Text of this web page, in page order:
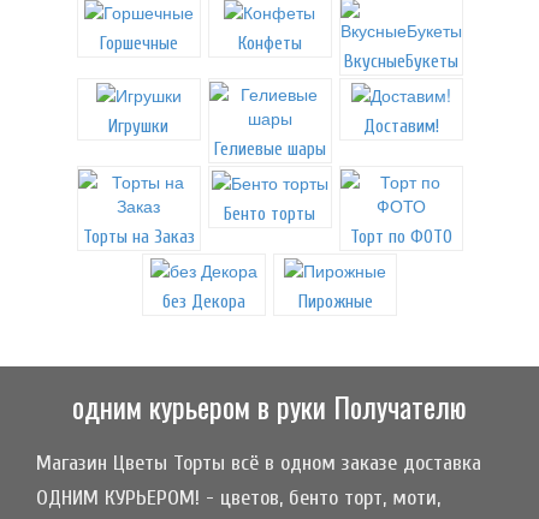
Горшечные
Конфеты
ВкусныеБукеты
Игрушки
Гелиевые шары
Доставим!
Торты на Заказ
Бенто торты
Торт по ФОТО
без Декора Пирожные
одним курьером в руки Получателю
Магазин Цветы Торты всё в одном заказе доставка
ОДНИМ КУРЬЕРОМ! - цветов, бенто торт, моти,